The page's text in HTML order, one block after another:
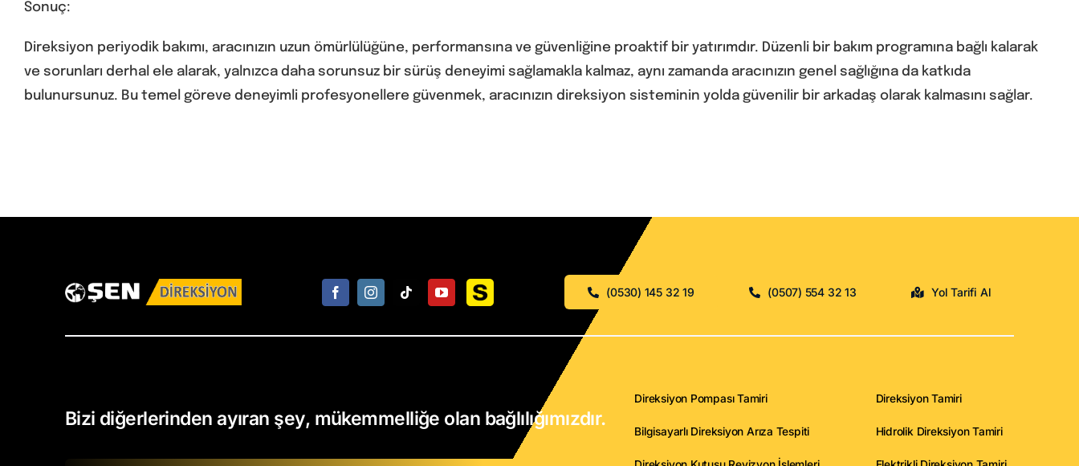
Sonuç:
Direksiyon periyodik bakımı, aracınızın uzun ömürlülüğüne, performansına ve güvenliğine proaktif bir yatırımdır. Düzenli bir bakım programına bağlı kalarak
ve sorunları derhal ele alarak, yalnızca daha sorunsuz bir sürüş deneyimi sağlamakla kalmaz, aynı zamanda aracınızın genel sağlığına da katkıda
bulunursunuz. Bu temel göreve deneyimli profesyonellere güvenmek, aracınızın direksiyon sisteminin yolda güvenilir bir arkadaş olarak kalmasını sağlar.
(0530) 145 32 19 (0507) 554 32 13 Yol Tarifi Al
Bizi diğerlerinden ayıran şey, mükemmelliğe olan bağlılığımızdır.
Direksiyon Pompası Tamiri
Bilgisayarlı Direksiyon Arıza Tespiti
Direksiyon Tamiri
Hidrolik Direksiyon Tamiri